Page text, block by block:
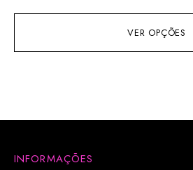
VER OPÇÕES
INFORMAÇÕES